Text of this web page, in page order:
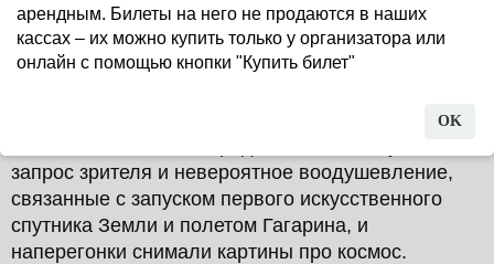
корректно. Ведь, как отмечает Виталий
Трояновский, фиксация научного факта на пленке
часто требует приемов, которые очень похожи на
крупнейшие студии научно-популярных фильмов
запрос зрителя и невероятное воодушевление,
связанные с запуском первого искусственного
спутника Земли и полетом Гагарина, и
наперегонки снимали картины про космос.
арендным. Билеты на него не продаются в наших
кассах – их можно купить только у организатора или
онлайн с помощью кнопки "Купить билет"
OK